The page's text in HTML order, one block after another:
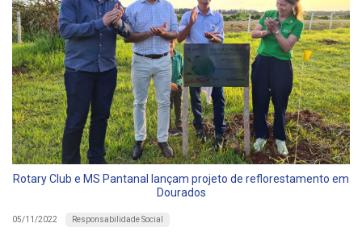
Rotary Club e MS Pantanal lançam projeto de reflorestamento em
Dourados
05/11/2022 Responsabilidade Social